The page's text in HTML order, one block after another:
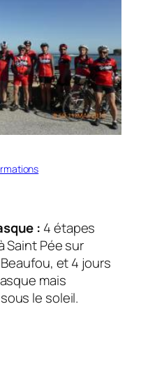
: 4 étapes
Saint Pée sur
et 4 jours
mais
le soleil.